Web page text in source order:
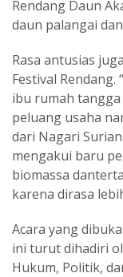
Rendang Daun
daun palangai
Rasa antusias
Festival
ibu rumah
peluang usaha
dari Nagari
mengakui baru
biomassa
karena dirasa
Acara yang
ini turut dihadiri
Hukum, Politik,